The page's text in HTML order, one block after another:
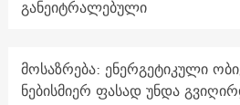
განეიტრალებული
მოსაზრება: ენერგეტიკული
ნებისმიერ ფასად უნდა